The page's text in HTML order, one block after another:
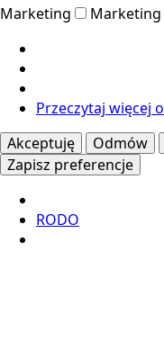
Marketing
Marketing
Przeczytaj więcej
Akceptuję
Odmów
Zapisz preferencje
RODO